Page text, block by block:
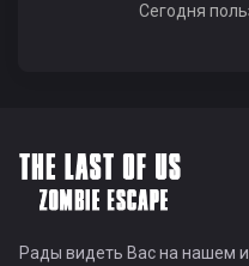
Сегодня
Рады видеть Вас на нашем